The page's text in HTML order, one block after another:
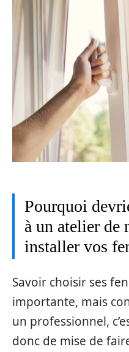
Pourquoi
à un atelier de
installer vos
Savoir choisir ses
importante, mais
un professionnel,
donc de mise de